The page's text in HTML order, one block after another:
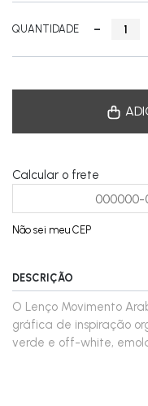
QUANTIDADE -
Calcular o frete
Não sei meu CEP
DESCRIÇÃO
O Lenço Movimento
gráfica de inspiração
verde e off-white,